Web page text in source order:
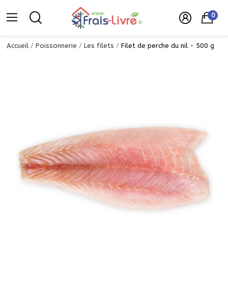
0
Accueil Poissonnerie Les filets Filet de perche du nil - 500 g